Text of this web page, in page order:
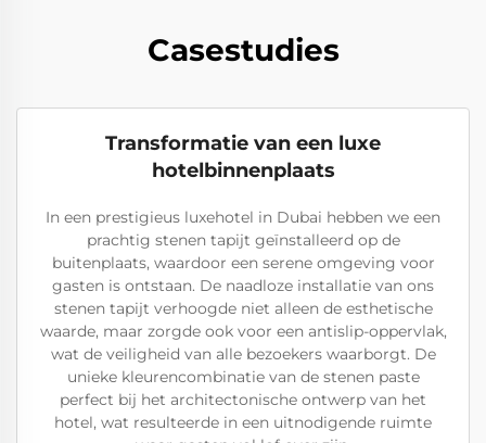
Casestudies
Transformatie van een luxe
hotelbinnenplaats
In een prestigieus luxehotel in Dubai hebben we een
prachtig stenen tapijt geïnstalleerd op de
buitenplaats, waardoor een serene omgeving voor
gasten is ontstaan. De naadloze installatie van ons
stenen tapijt verhoogde niet alleen de esthetische
waarde, maar zorgde ook voor een antislip-oppervlak,
wat de veiligheid van alle bezoekers waarborgt. De
unieke kleurencombinatie van de stenen paste
perfect bij het architectonische ontwerp van het
hotel, wat resulteerde in een uitnodigende ruimte